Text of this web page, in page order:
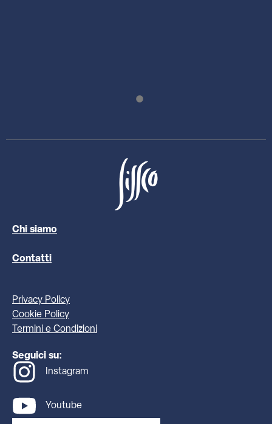
Chi siamo
Contatti
Privacy Policy
Cookie Policy
Termini e Condizioni
Seguici su:
Instagram
Youtube